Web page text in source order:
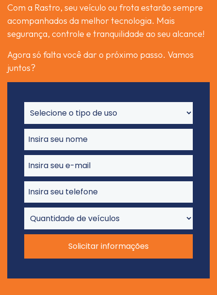
Com a Rastro, seu veículo ou frota estarão sempre
acompanhados da melhor tecnologia. Mais
segurança, controle e tranquilidade ao seu alcance!
Agora só falta você dar o próximo passo. Vamos
juntos?
Solicitar informações